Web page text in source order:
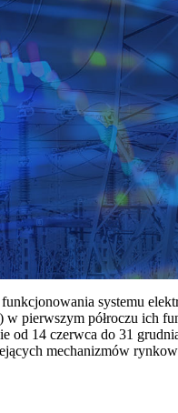
systemu
pierwszym półroczu ich
od 14 czerwca do 31
mechanizmów